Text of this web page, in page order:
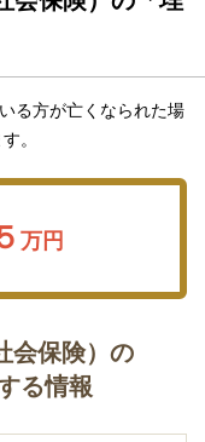
る方が亡くなられた場
。
万円
会保険）の
る情報